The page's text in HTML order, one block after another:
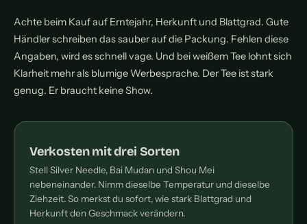
Achte beim Kauf auf Erntejahr, Herkunft und Blattgrad. Gute
Händler schreiben das sauber auf die Packung. Fehlen diese
Angaben, wird es schnell vage. Und bei weißem Tee lohnt sich
Klarheit mehr als blumige Werbesprache. Der Tee ist stark
genug. Er braucht keine Show.
Verkosten mit drei Sorten
Stell Silver Needle, Bai Mudan und Shou Mei
nebeneinander. Nimm dieselbe Temperatur und dieselbe
Ziehzeit. So merkst du sofort, wie stark Blattgrad und
Herkunft den Geschmack verändern.